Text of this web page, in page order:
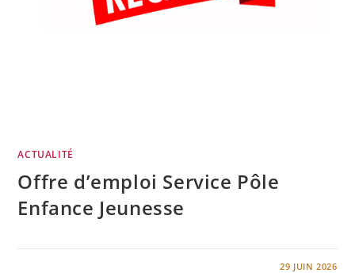
ACTUALITÉ
Offre d’emploi Service Pôle
Enfance Jeunesse
29 JUIN 2026